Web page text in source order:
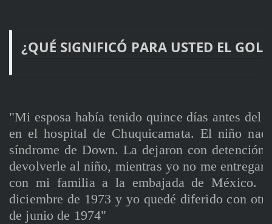
¿QUÉ SIGNIFICÓ PARA USTED EL
"Mi esposa había tenido quince días antes del
en el hospital de Chuquicamata. El niño
síndrome de Down. La dejaron con
devolverle al niño, mientras yo no me
con mi familia a la embajada de México.
diciembre de 1973 y yo quedé diferido con
de junio de 1974"